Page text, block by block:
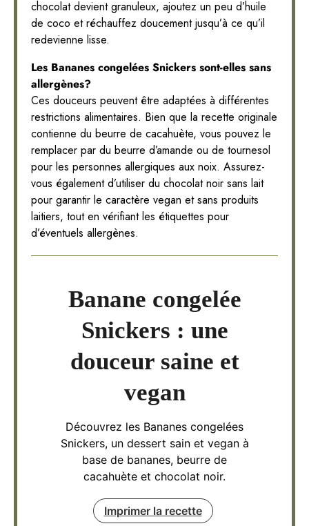
chocolat devient granuleux, ajoutez un peu d’huile
de coco et réchauffez doucement jusqu’à ce qu’il
redevienne lisse.
Les Bananes congelées Snickers sont-elles sans
allergènes?
Ces douceurs peuvent être adaptées à différentes
restrictions alimentaires. Bien que la recette originale
contienne du beurre de cacahuète, vous pouvez le
remplacer par du beurre d’amande ou de tournesol
pour les personnes allergiques aux noix. Assurez-
vous également d’utiliser du chocolat noir sans lait
pour garantir le caractère vegan et sans produits
laitiers, tout en vérifiant les étiquettes pour
d’éventuels allergènes.
Banane congelée
Snickers : une
douceur saine et
vegan
Découvrez les Bananes congelées
Snickers, un dessert sain et vegan à
base de bananes, beurre de
cacahuète et chocolat noir.
Imprimer la recette